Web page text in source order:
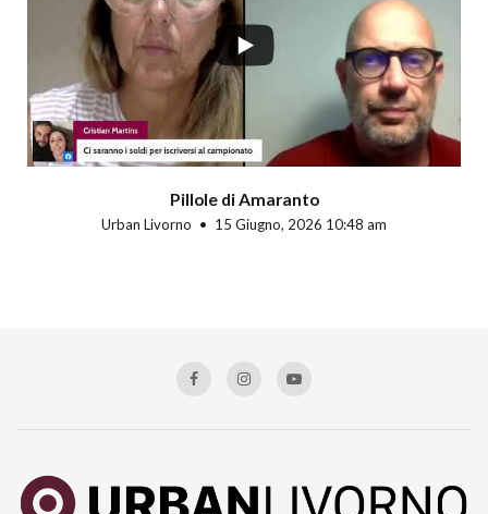
Pillole di Amaranto
Urban Livorno 15 Giugno, 2026 10:48 am